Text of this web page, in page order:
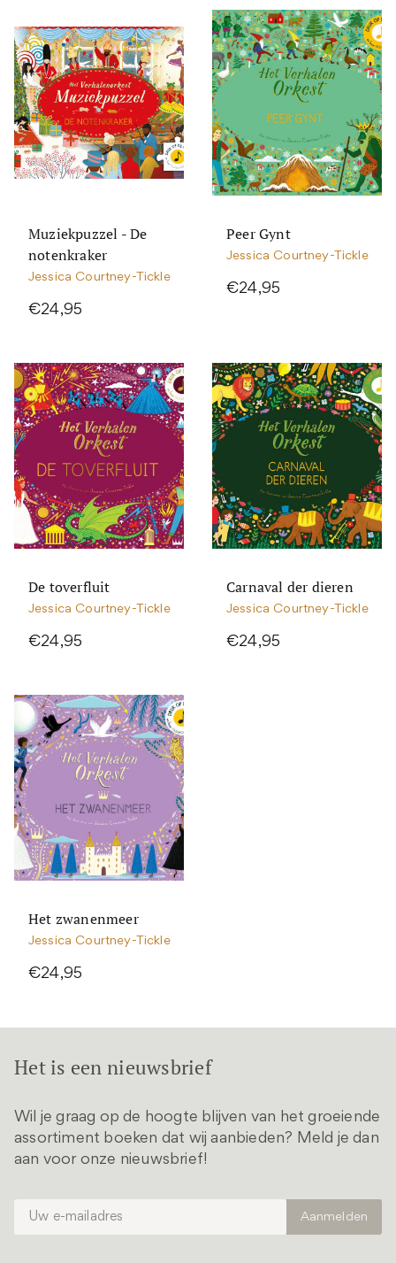
Muziekpuzzel - De
notenkraker
Jessica Courtney-Tickle
€24,95
Peer Gynt
Jessica Courtney-Tickle
€24,95
De toverfluit
Jessica Courtney-Tickle
€24,95
Carnaval der dieren
Jessica Courtney-Tickle
€24,95
Het zwanenmeer
Jessica Courtney-Tickle
€24,95
Het is een nieuwsbrief
Wil je graag op de hoogte blijven van het groeiende
assortiment boeken dat wij aanbieden? Meld je dan
aan voor onze nieuwsbrief!